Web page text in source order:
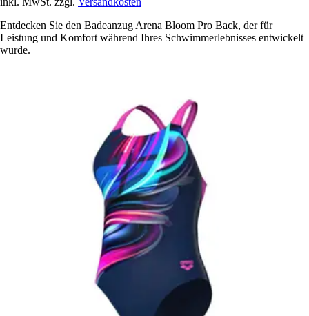
Entdecken Sie den Badeanzug Arena Bloom Pro Back, der für
Leistung und Komfort während Ihres Schwimmerlebnisses entwickelt
wurde.